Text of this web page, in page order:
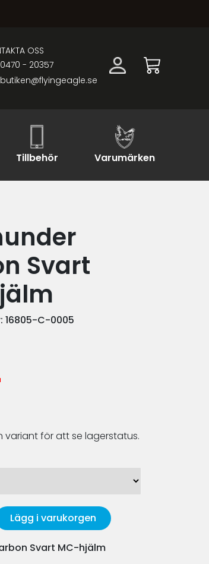
OSS
0470 - 20357
butiken@flyingeagle.se
Tillbehör Varumärken
Svart
16805-C-0005
variant för att se lagerstatus.
Lägg i varukorgen
Svart MC-hjälm